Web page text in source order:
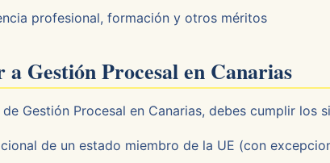
profesional, formación y otros méritos
Gestión Procesal en Canarias
Gestión Procesal en Canarias, debes cumplir los
de un estado miembro de la UE (con